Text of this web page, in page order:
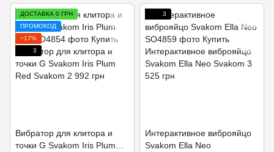
ДОСТАВКА 0 ГРН
ПРОМОКОД
−17%
3
Вибратор для клитора и
точки G Svakom Iris Plum
3
Интерактивное виброяйцо
Svakom Ella Neo